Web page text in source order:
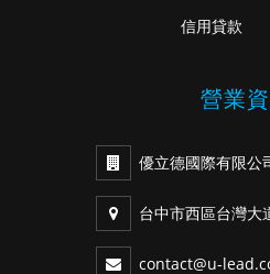
信用貸款
營業
優立德國際有限公
台中市西區台灣大
contact@u-